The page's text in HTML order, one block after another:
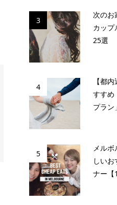
3
次のお
カップ
25選
4
【都
すすめ
プラン
5
メル
しい
ナー【